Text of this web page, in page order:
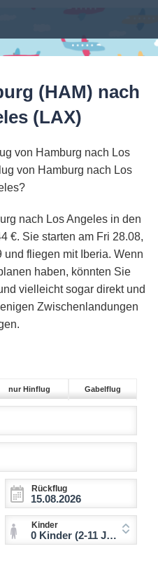
(HAM) nach
(LAX)
von Hamburg nach Los
von Hamburg nach Los
nach Los Angeles in den
€. Sie starten am Fri 28.08,
und fliegen mit Iberia. Wenn
haben, könnten Sie
vielleicht sogar direkt und
Zwischenlandungen
nur Hinflug Gabelflug
Rückflug
Kinder
0 Kinder (2-11 Jahre)